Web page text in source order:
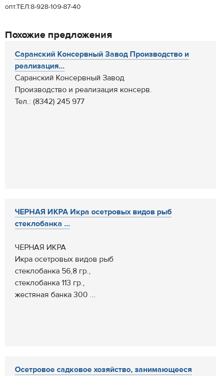
опт.ТЕЛ:8-928-109-87-40
Похожие предложения
Саранский Консервный Завод Производство и
реализация...
Саранский Консервный Завод
Производство и реализация консерв.
Тел.: (8342) 245 977
ЧЕРНАЯ ИКРА Икра осетровых видов рыб
стеклобанка ...
ЧЕРНАЯ ИКРА
Икра осетровых видов рыб
стеклобанка 56,8 гр.,
стеклобанка 113 гр.,
жестяная банка 300 ...
Осетровое садковое хозяйство, занимающееся